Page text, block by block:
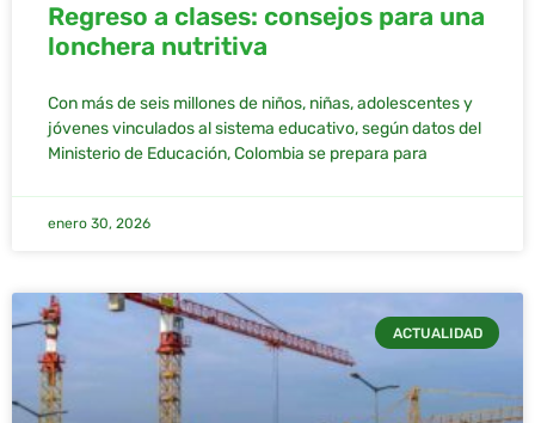
Regreso a clases: consejos para una
lonchera nutritiva
Con más de seis millones de niños, niñas, adolescentes y
jóvenes vinculados al sistema educativo, según datos del
Ministerio de Educación, Colombia se prepara para
enero 30, 2026
ACTUALIDAD